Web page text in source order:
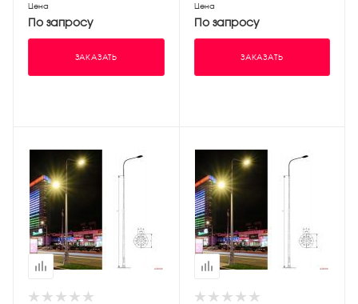
Цена
По запросу
ЗАКАЗАТЬ
Цена
По запросу
ЗАКАЗАТЬ